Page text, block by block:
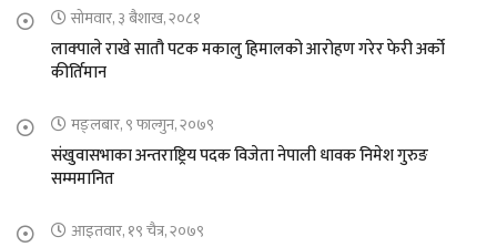
सोमवार, ३ बैशाख, २०८१
लाक्पाले राखे सातौ पटक मकालु हिमालको आरोहण गरेर फेरी अर्को
कीर्तिमान
मङ्लबार, ९ फाल्गुन, २०७९
संखुवासभाका अन्तराष्ट्रिय पदक विजेता नेपाली धावक निमेश गुरुङ
सम्ममानित
आइतवार, १९ चैत्र, २०७९